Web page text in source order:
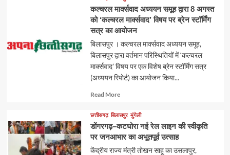
कल्चरल मार्क्सवाद अध्ययन समूह द्वारा 8 अगस्त
को ‘कल्चरल मार्क्सवाद’ विषय पर ब्रेन स्टॉर्मिंग
सत्र का आयोजन
बिलासपुर । कल्चरल मार्क्सवाद अध्ययन समूह,
बिलासपुर द्वारा वर्तमान परिस्थितियों में ‘कल्चरल
मार्क्सवाद’ विषय पर एक विशेष ब्रेन स्टॉर्मिंग सत्र
(अध्ययन रिपोर्ट) का आयोजन किया...
Read MoreRead
about
छत्तीसगढ़ बिलासपुर मुंगेली
डोंगरगढ़–कटघोरा नई रेल लाइन की स्वीकृति
पर जनआभार का अभूतपूर्व उत्साह
केंद्रीय राज्य मंत्री तोखन साहू का उसलापुर,